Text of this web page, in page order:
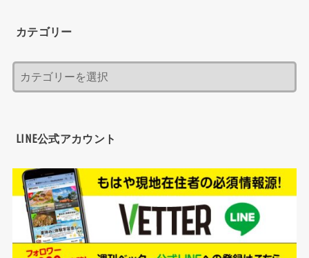
カテゴリー
LINE公式アカウント